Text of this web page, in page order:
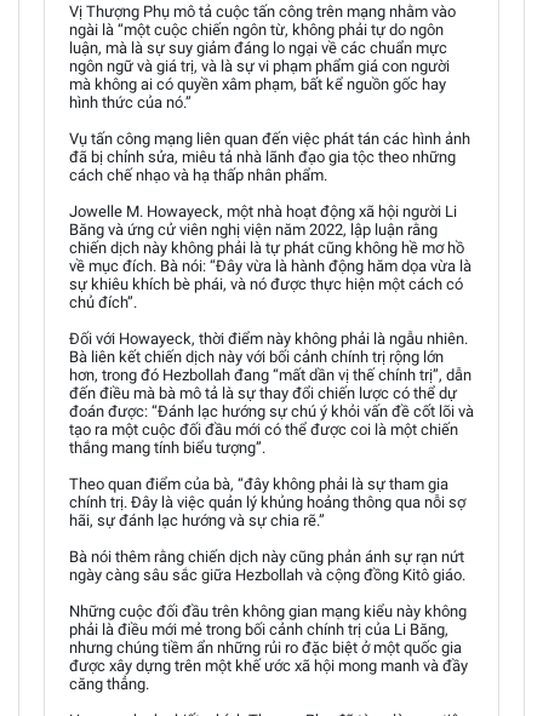
Vị Thượng Phụ mô tả cuộc tấn công trên mạng nhằm vào
ngài là “một cuộc chiến ngôn từ, không phải tự do ngôn
luận, mà là sự suy giảm đáng lo ngại về các chuẩn mực
ngôn ngữ và giá trị, và là sự vi phạm phẩm giá con người
mà không ai có quyền xâm phạm, bất kể nguồn gốc hay
hình thức của nó.”
Vụ tấn công mạng liên quan đến việc phát tán các hình ảnh
đã bị chỉnh sửa, miêu tả nhà lãnh đạo gia tộc theo những
cách chế nhạo và hạ thấp nhân phẩm.
Jowelle M. Howayeck, một nhà hoạt động xã hội người Li
Băng và ứng cử viên nghị viện năm 2022, lập luận rằng
chiến dịch này không phải là tự phát cũng không hề mơ hồ
về mục đích. Bà nói: “Đây vừa là hành động hăm dọa vừa là
sự khiêu khích bè phái, và nó được thực hiện một cách có
chủ đích”.
Đối với Howayeck, thời điểm này không phải là ngẫu nhiên.
Bà liên kết chiến dịch này với bối cảnh chính trị rộng lớn
hơn, trong đó Hezbollah đang “mất dần vị thế chính trị”, dẫn
đến điều mà bà mô tả là sự thay đổi chiến lược có thể dự
đoán được: “Đánh lạc hướng sự chú ý khỏi vấn đề cốt lõi và
tạo ra một cuộc đối đầu mới có thể được coi là một chiến
thắng mang tính biểu tượng”.
Theo quan điểm của bà, “đây không phải là sự tham gia
chính trị. Đây là việc quản lý khủng hoảng thông qua nỗi sợ
hãi, sự đánh lạc hướng và sự chia rẽ.”
Bà nói thêm rằng chiến dịch này cũng phản ánh sự rạn nứt
ngày càng sâu sắc giữa Hezbollah và cộng đồng Kitô giáo.
Những cuộc đối đầu trên không gian mạng kiểu này không
phải là điều mới mẻ trong bối cảnh chính trị của Li Băng,
nhưng chúng tiềm ẩn những rủi ro đặc biệt ở một quốc gia
được xây dựng trên một khế ước xã hội mong manh và đầy
căng thẳng.